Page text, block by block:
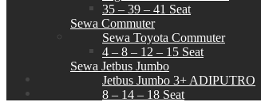
35 – 39 – 41 Seat
Sewa Commuter
Sewa Toyota Commuter
4 – 8 – 12 – 15 Seat
Sewa Jetbus Jumbo
Jetbus Jumbo 3+ ADIPUTRO
8 – 14 – 18 Seat